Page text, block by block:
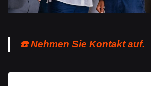
☎️ Nehmen Sie Kontakt auf.